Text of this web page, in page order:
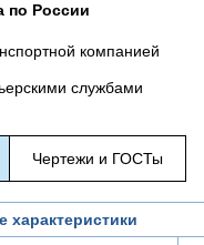
по России
компанией
службами
Чертежи и ГОСТы
характеристики